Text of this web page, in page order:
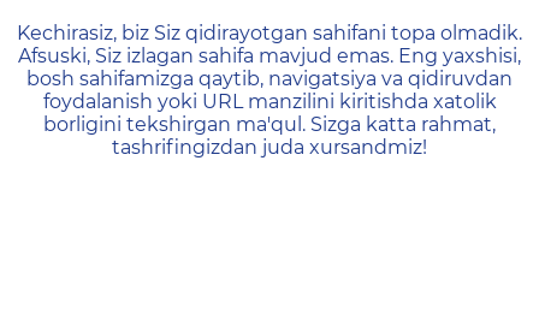
404 — Страница не
Kechirasiz, biz Siz qidirayotgan sahifani topa olmadik.
Afsuski, Siz izlagan sahifa mavjud emas. Eng yaxshisi,
bosh sahifamizga qaytib, navigatsiya va qidiruvdan
foydalanish yoki URL manzilini kiritishda xatolik
borligini tekshirgan ma'qul. Sizga katta rahmat,
tashrifingizdan juda xursandmiz!